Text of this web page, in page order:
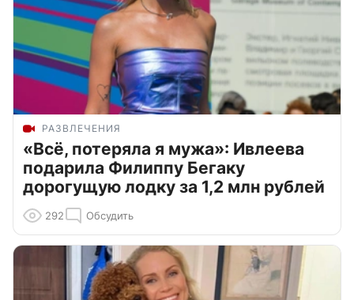
РАЗВЛЕЧЕНИЯ
«Всё, потеряла я мужа»: Ивлеева
подарила Филиппу Бегаку
дорогущую лодку за 1,2 млн рублей
292 Обсудить